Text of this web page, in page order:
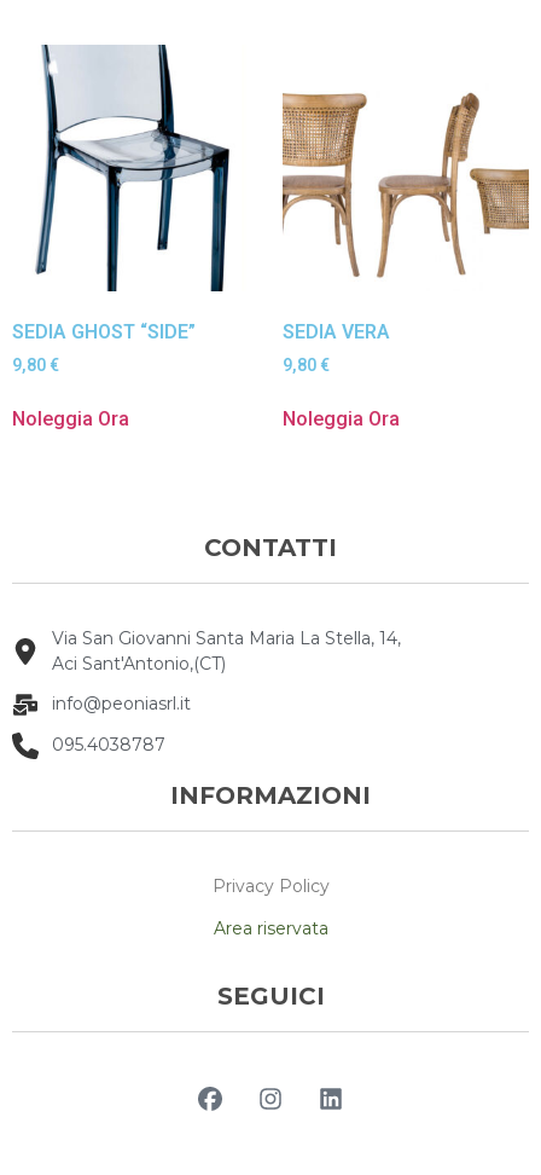
SEDIA GHOST “SIDE”
9,80 €
Noleggia Ora
SEDIA VERA
9,80 €
Noleggia Ora
CONTATTI
Via San Giovanni Santa Maria La Stella, 14,
Aci Sant'Antonio,(CT)
info@peoniasrl.it
095.4038787
INFORMAZIONI
Privacy Policy
Area riservata
SEGUICI